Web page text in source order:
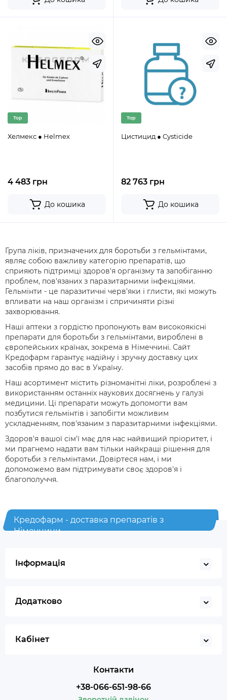
Top
Хелмекс ● Helmex
4 483 грн
До кошика
Top
Цистицид ● Cysticide
82 763 грн
До кошика
Група ліків, призначених для боротьби з гельмінтами,
являє собою важливу категорію препаратів, що
сприяють підтримці здоров'я організму та запобіганню
проблем, пов'язаних з паразитарними інфекціями.
Гельмінти - це паразитичні черв'яки і глисти, які можуть
впливати на наш організм і спричиняти різні
захворювання.
Наші аптеки з гордістю пропонують вам високоякісні
препарати для боротьби з гельмінтами, вироблені в
європейських країнах, зокрема в Німеччині. Сайт
Кредофарм гарантує надійну і зручну доставку цих
засобів прямо до вас в Україну.
Наш асортимент містить різноманітні ліки, розроблені з
використанням останніх наукових досягнень у галузі
медицини. Ці препарати можуть допомогти вам
позбутися гельмінтів і запобігти можливим
ускладненням, пов'язаним з паразитарними інфекціями.
Здоров'я вашої сім'ї має для нас найвищий пріоритет, і
ми прагнемо надати вам тільки найкращі рішення для
боротьби з гельмінтами. Довіртеся нам, і ми
допоможемо вам підтримувати своє здоров'я і
благополуччя.
Кредофарм - доставка препаратів з
Німеччини
Інформація
Додатково
Кабінет
Контакти
+38-066-651-98-66